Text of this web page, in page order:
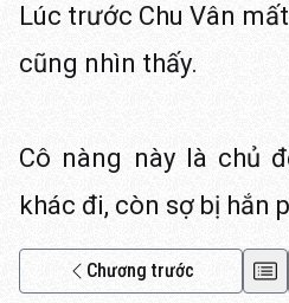
Lúc trước Chu Vân
cũng nhìn thấy.
Cô nàng này là chủ
khác đi, còn sợ bị hắn
Chương trước